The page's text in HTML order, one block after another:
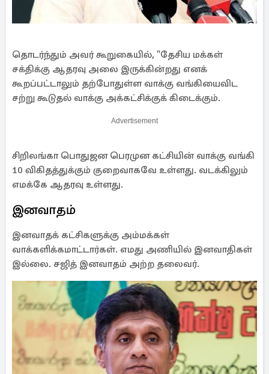
தொடர்ந்தும் அவர் கூறுகையில், "தேசிய மக்கள்
சக்திக்கு ஆதரவு அலை இருக்கின்றது எனக்
கூறப்பட்டாலும் தற்போதுள்ள வாக்கு வங்கியைவிட
சற்று கூடுதல் வாக்கு அக்கட்சிக்குக் கிடைக்கும்.
Advertisement
சிறிலங்கா பொதுஜன பெரமுன கட்சியின் வாக்கு வங்கி
10 விகிதத்துக்கும் குறைவாகவே உள்ளது. வடக்கிலும்
எமக்கே ஆதரவு உள்ளது.
இனவாதம்
இனவாதக் கட்சிகளுக்கு அம்மக்கள்
வாக்களிக்கமாட்டார்கள். எமது அணியில் இனவாதிகள்
இல்லை. சஜித் இனவாதம் அற்ற தலைவர்.